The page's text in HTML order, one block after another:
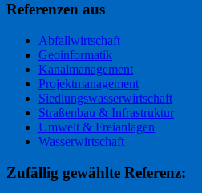
Referenzen aus
Abfallwirtschaft
Geoinformatik
Kanalmanagement
Projektmanagement
Siedlungswasserwirtschaft
Straßenbau & Infrastruktur
Umwelt & Freianlagen
Wasserwirtschaft
Zufällig gewählte Referenz: